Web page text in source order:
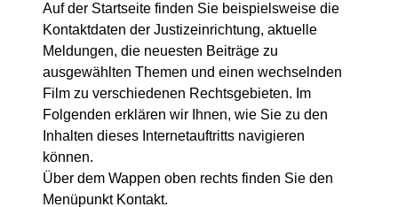
Auf der Startseite finden Sie beispielsweise die
Kontaktdaten der Justizeinrichtung, aktuelle
Meldungen, die neuesten Beiträge zu
ausgewählten Themen und einen wechselnden
Film zu verschiedenen Rechtsgebieten. Im
Folgenden erklären wir Ihnen, wie Sie zu den
Inhalten dieses Internetauftritts navigieren
können.
Über dem Wappen oben rechts finden Sie den
Menüpunkt Kontakt.